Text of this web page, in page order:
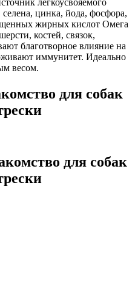
легкоусвояемого
цинка, йода, фосфора,
жирных кислот Омега
костей, связок,
благотворное влияние на
иммунитет. Идеально
весом.
для собак
для собак